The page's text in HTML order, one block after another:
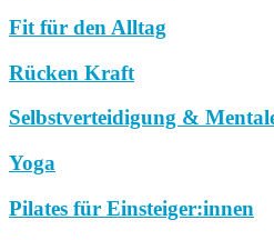
Fit für den Alltag
Rücken Kraft
Selbstverteidigung &
Yoga
Pilates für Einsteiger:innen